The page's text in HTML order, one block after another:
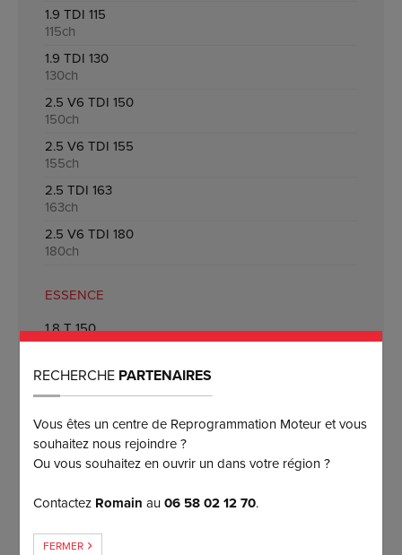
1.9 TDI 115
115ch
1.9 TDI 130
130ch
2.5 V6 TDI 150
150ch
2.5 V6 TDI 155
155ch
2.5 TDI 163
163ch
2.5 V6 TDI 180
180ch
ESSENCE
1.8 T 150
150ch
2.4 V6 170
3.0 V6 220
220ch
2.7 V6 T 230
2.7 V6 T 250
RECHERCHE PARTENAIRES
Vous êtes un centre de Reprogrammation Moteur et vous
souhaitez nous rejoindre ?
Ou vous souhaitez en ouvrir un dans votre région ?
Contactez Romain au06 58 02 12 70.
FERMER